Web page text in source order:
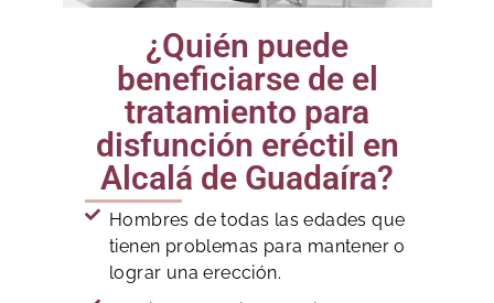
¿Quién puede
beneficiarse de el
tratamiento para
disfunción eréctil en
Alcalá de Guadaíra?
Hombres de todas las edades que
tienen problemas para mantener o
lograr una erección.